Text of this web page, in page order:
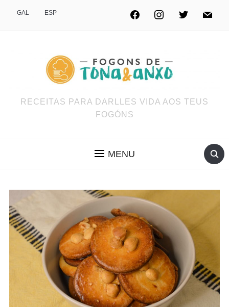
GAL ESP
RECEITAS PARA DARLLES VIDA AOS TEUS
FOGÓNS
MENU